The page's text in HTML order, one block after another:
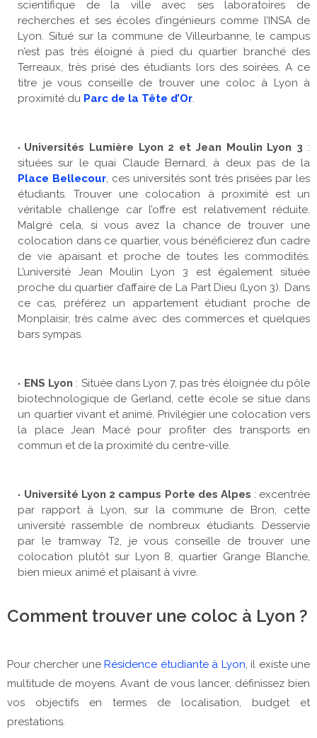
scientifique de la ville avec ses laboratoires de
recherches et ses écoles d’ingénieurs comme l’INSA de
Lyon. Situé sur la commune de Villeurbanne, le campus
n’est pas très éloigné à pied du quartier branché des
Terreaux, très prisé des étudiants lors des soirées. A ce
titre je vous conseille de trouver une coloc à Lyon à
proximité du Parc de la Tête d’Or
Universités Lumière Lyon 2 et Jean Moulin Lyon 3 :
situées sur le quai Claude Bernard, à deux pas de la
Place Bellecour , ces universités sont très prisées par les
étudiants. Trouver une colocation à proximité est un
véritable challenge car l’offre est relativement réduite.
Malgré cela, si vous avez la chance de trouver une
colocation dans ce quartier, vous bénéficierez d’un cadre
de vie apaisant et proche de toutes les commodités.
L’université Jean Moulin Lyon 3 est également située
proche du quartier d’affaire de La Part Dieu (Lyon 3). Dans
ce cas, préférez un appartement étudiant proche de
Monplaisir, très calme avec des commerces et quelques
bars sympas.
ENS Lyon : Située dans Lyon 7, pas très éloignée du pôle
biotechnologique de Gerland, cette école se situe dans
un quartier vivant et animé. Privilégier une colocation vers
la place Jean Macé pour profiter des transports en
commun et de la proximité du centre-ville.
Université Lyon 2 campus Porte des Alpes : excentrée
par rapport à Lyon, sur la commune de Bron, cette
université rassemble de nombreux étudiants. Desservie
par le tramway T2, je vous conseille de trouver une
colocation plutôt sur Lyon 8, quartier Grange Blanche,
bien mieux animé et plaisant à vivre.
Comment trouver une coloc à Lyon ?
Pour chercher uneRésidence étudiante à Lyon , il existe une
multitude de moyens. Avant de vous lancer, définissez bien
vos objectifs en termes de localisation, budget et
prestations.